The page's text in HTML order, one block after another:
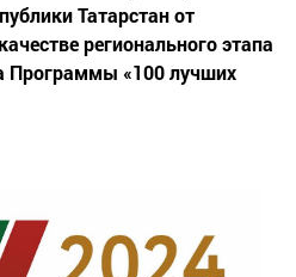
Татарстан от
регионального этапа
Программы «100 лучших